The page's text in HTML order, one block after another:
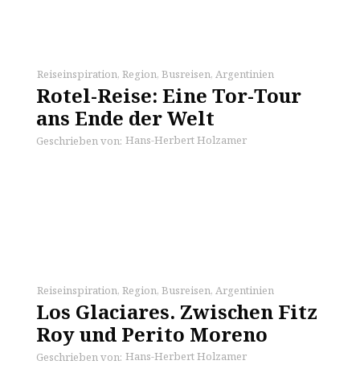
Reiseinspiration, Region, Busreisen, Argentinien
Rotel-Reise: Eine Tor-Tour
ans Ende der Welt
Geschrieben von: Hans-Herbert Holzamer
Reiseinspiration, Region, Busreisen, Argentinien
Los Glaciares. Zwischen Fitz
Roy und Perito Moreno
Geschrieben von: Hans-Herbert Holzamer